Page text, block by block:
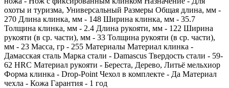
охоты и туризма, Универсальный Размеры Общая длина, мм -
270 Длина клинка, мм - 148 Ширина клинка, мм - 35.7
Толщина клинка, мм - 2.4 Длина рукояти, мм - 122 Ширина
рукояти (в ср. части), мм - 33 Толщина рукояти (в ср. части),
мм - 23 Масса, гр - 255 Материалы Материал клинка -
Дамасская сталь Марка стали - Damascus Твердость стали - 59-
62 HRC Материал рукояти - Береста, Дерево, Литьё мельхиор
Форма клинка - Drop-Point Чехол в комплекте - Да Материал
чехла - Кожа Гарантия - 1 год